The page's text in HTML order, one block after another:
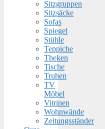
Sitzgruppen
Sitzsäcke
Sofas
Spiegel
Stühle
Teppiche
Theken
Tische
Truhen
TV
Möbel
Vitrinen
Wohnwände
Zeitungsständer